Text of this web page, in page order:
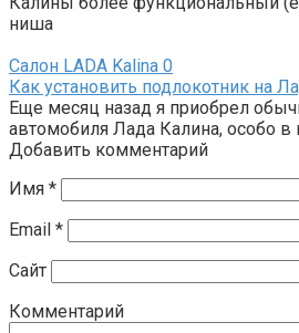
ниша
Салон LADA Kalina 0
Как установить подлокотник на
Еще месяц назад я приобрел
автомобиля Лада Калина, особо в
Добавить комментарий
Имя *
Email *
Сайт
Комментарий